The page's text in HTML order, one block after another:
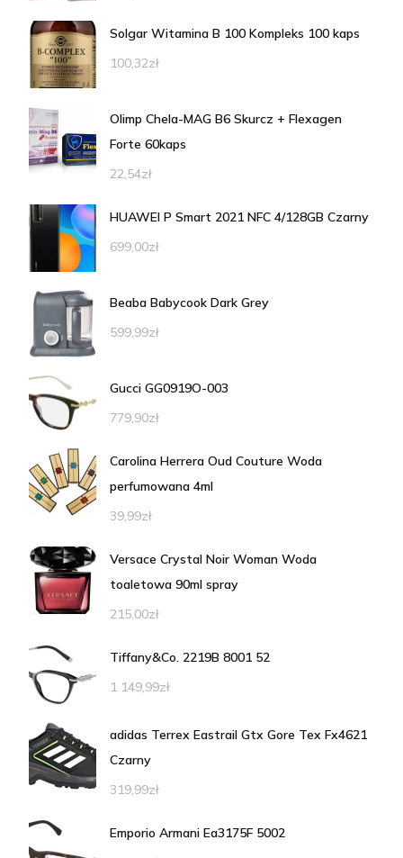
Solgar Witamina B 100 Kompleks 100 kaps
100,32zł
Olimp Chela-MAG B6 Skurcz + Flexagen
Forte 60kaps
22,54zł
HUAWEI P Smart 2021 NFC 4/128GB Czarny
699,00zł
Beaba Babycook Dark Grey
599,99zł
Gucci GG0919O-003
779,90zł
Carolina Herrera Oud Couture Woda
perfumowana 4ml
39,99zł
Versace Crystal Noir Woman Woda
toaletowa 90ml spray
215,00zł
Tiffany&Co. 2219B 8001 52
1 149,99zł
adidas Terrex Eastrail Gtx Gore Tex Fx4621
Czarny
319,99zł
Emporio Armani Ea3175F 5002